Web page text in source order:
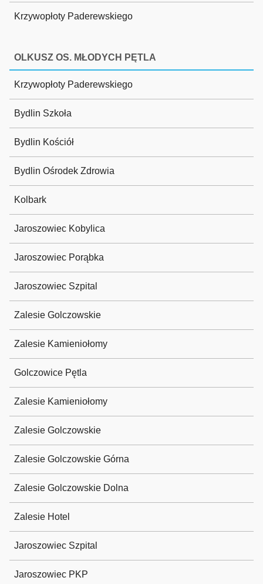
Krzywopłoty Paderewskiego
OLKUSZ OS. MŁODYCH PĘTLA
Krzywopłoty Paderewskiego
Bydlin Szkoła
Bydlin Kościół
Bydlin Ośrodek Zdrowia
Kolbark
Jaroszowiec Kobylica
Jaroszowiec Porąbka
Jaroszowiec Szpital
Zalesie Golczowskie
Zalesie Kamieniołomy
Golczowice Pętla
Zalesie Kamieniołomy
Zalesie Golczowskie
Zalesie Golczowskie Górna
Zalesie Golczowskie Dolna
Zalesie Hotel
Jaroszowiec Szpital
Jaroszowiec PKP